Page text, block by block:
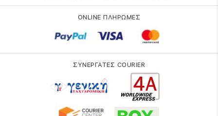
ONLINE ΠΛΗΡΩΜΕΣ
ΣΥΝΕΡΓΑΤΕΣ COURIER